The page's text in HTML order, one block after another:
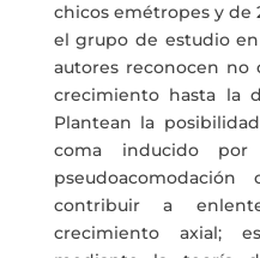
chicos emétropes y de
el grupo de estudio
autores reconocen no
crecimiento hasta la
Plantean la
coma inducido
contribuir a
crecimiento axial;